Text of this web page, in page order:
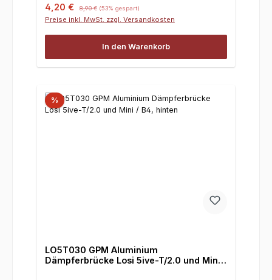
Verkaufspreis:
4,20 € 8,90 € (53% gespart)
Preise inkl. MwSt. zzgl. Versandkosten
In den Warenkorb
%
LO5T030 GPM Aluminium
Dämpferbrücke Losi 5ive-T/2.0 und Mini /